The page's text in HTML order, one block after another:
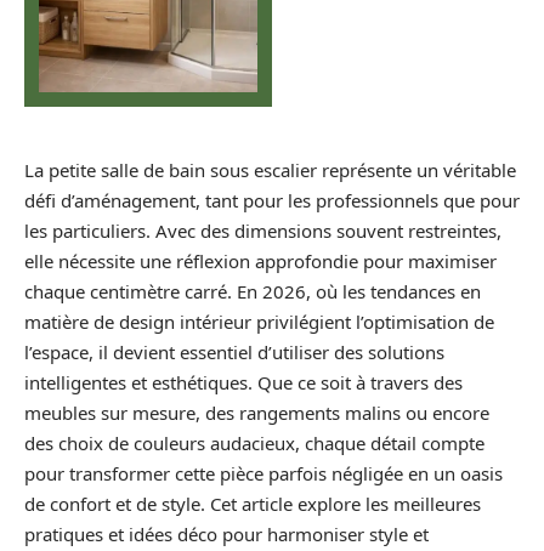
La petite salle de bain sous escalier représente un véritable
défi d’aménagement, tant pour les professionnels que pour
les particuliers. Avec des dimensions souvent restreintes,
elle nécessite une réflexion approfondie pour maximiser
chaque centimètre carré. En 2026, où les tendances en
matière de design intérieur privilégient l’optimisation de
l’espace, il devient essentiel d’utiliser des solutions
intelligentes et esthétiques. Que ce soit à travers des
meubles sur mesure, des rangements malins ou encore
des choix de couleurs audacieux, chaque détail compte
pour transformer cette pièce parfois négligée en un oasis
de confort et de style. Cet article explore les meilleures
pratiques et idées déco pour harmoniser style et